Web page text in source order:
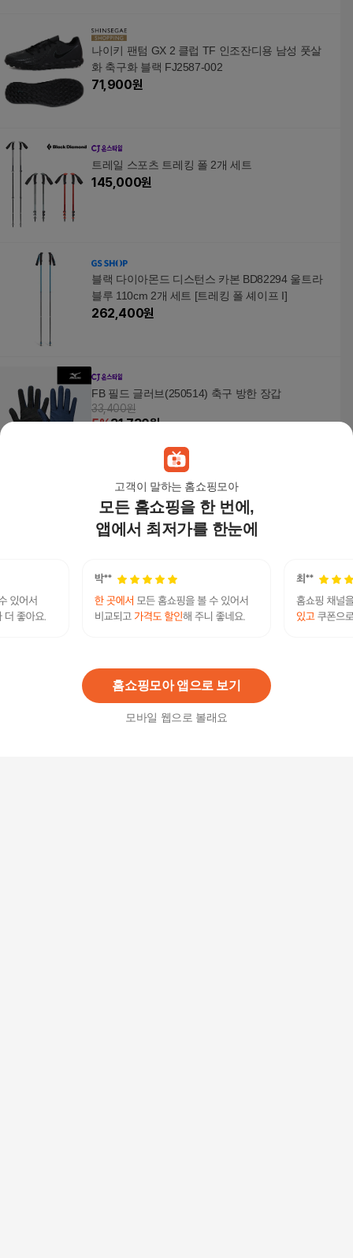
고객이 말하는 홈쇼핑모아
모든 홈쇼핑을 한 번에,
앱에서 최저가를 한눈에
홈쇼핑모아 앱으로 보기
모바일 웹으로 볼래요
나이키 팬텀 GX 2 클럽 TF 인조잔디용 남성 풋살
화 축구화 블랙 FJ2587-002
71,900원
트레일 스포츠 트레킹 폴 2개 세트
145,000원
블랙 다이아몬드 디스턴스 카본 BD82294 울트라
블루 110cm 2개 세트 [트레킹 폴 셰이프 I]
262,400원
FB 필드 글러브(250514) 축구 방한 장갑
33,400원
5%31,730원
블랙다이아몬드 트레일 익스플로러 3/등산스틱/2
개1조
90,000원
블랙야크 블랙야크 여성 B다이아볼 패딩베스트2 R